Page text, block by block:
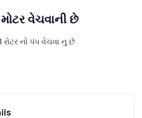
વેચવાની છે
નો પંપ વેચવા નુ છે